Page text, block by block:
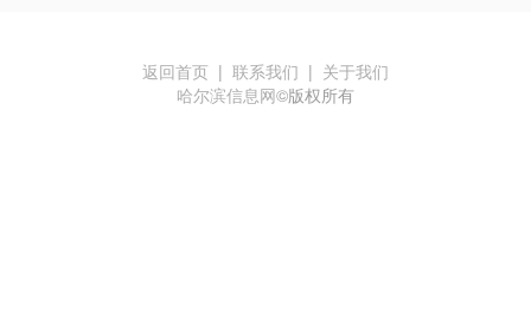
返回首页 | 联系我们 | 关于我们
哈尔滨信息网©版权所有